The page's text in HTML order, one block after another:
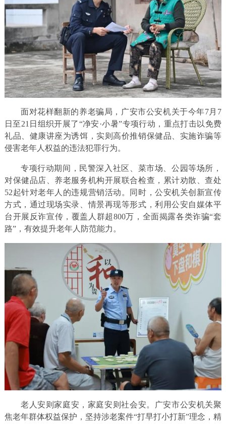
面对花样翻新的养老骗局，广安市公安机关于今年7月7
日至21日组织开展了“净安·小暑”专项行动，重点打击以免费
礼品、健康讲座为诱饵，实则高价推销保健品、实施诈骗等
侵害老年人权益的违法犯罪行为。
专项行动期间，民警深入社区、菜市场、公园等场所，
对保健品店、养老服务机构开展联合检查，累计劝散、查处
52起针对老年人的违规营销活动。同时，公安机关创新宣传
方式，通过现场实录、情景再现等形式，利用公安自媒体平
台开展反诈宣传，覆盖人群超800万，全面揭露各类诈骗“套
路”，有效提升老年人防范能力。
老人安则家庭安，家庭安则社会安。广安市公安机关聚
焦老年群体权益保护，坚持涉老案件“打早打小打新”理念，精